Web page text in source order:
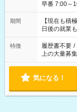
早番 7:00～16:00 遅
い」 「余裕
たくない」 な
の方へ 今ご
の勤務時間
期間
【現在も積
日後の就業
特徴 履歴書不要 /
上の大量募集
気になる！